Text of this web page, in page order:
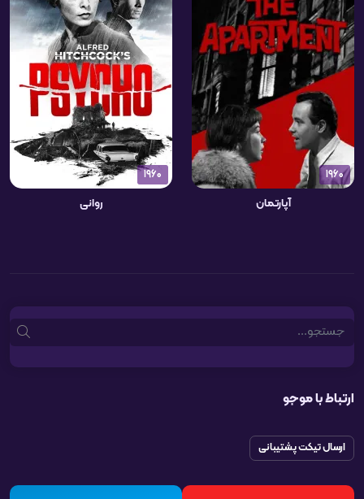
1960
آپارتمان
1960
روانی
Search
ارتباط با موجو
ارسال تیکت پشتیبانی